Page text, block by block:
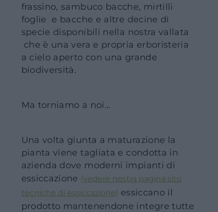
frassino, sambuco bacche, mirtilli
foglie e bacche e altre decine di
specie disponibili nella nostra vallata
che è una vera e propria erboristeria
a cielo aperto con una grande
biodiversità.
Ma torniamo a noi…
Una volta giunta a maturazione la
pianta viene tagliata e condotta in
azienda dove moderni impianti di
essiccazione (vedere nostra pagina sito
tecniche di essiccazione) essiccano il
prodotto mantenendone integre tutte